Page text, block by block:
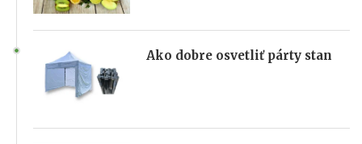
Ako dobre osvetliť párty stan